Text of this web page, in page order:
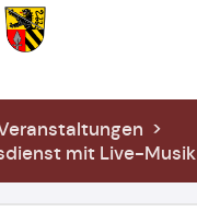
>
mit Live-Musik